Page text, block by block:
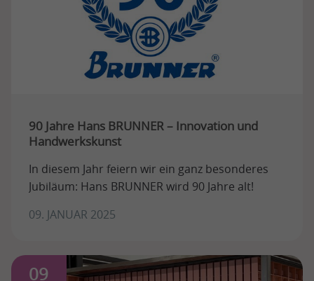
90 Jahre Hans BRUNNER – Innovation und
Handwerkskunst
In diesem Jahr feiern wir ein ganz besonderes
Jubiläum: Hans BRUNNER wird 90 Jahre alt!
09. JANUAR 2025
09